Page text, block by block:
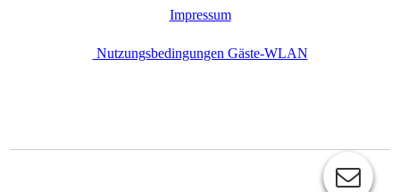
Impressum
Nutzungsbedingungen Gäste-WLAN